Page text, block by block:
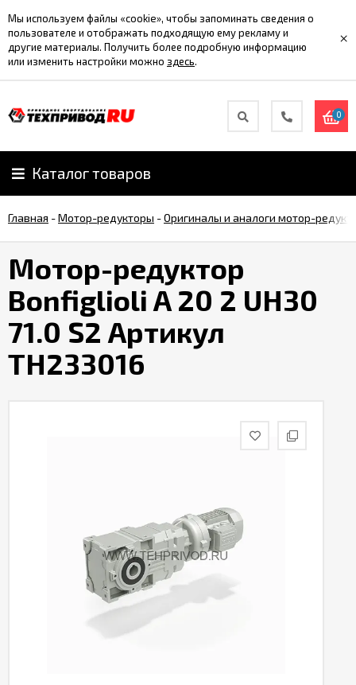
Мы используем файлы «cookie», чтобы запоминать сведения о
пользователе и отображать подходящую ему рекламу и
другие материалы. Получить более подробную информацию
или изменить настройки можно здесь.
×
0
Каталог товаров
Главная -Мотор-редукторы -Оригиналы и аналоги мотор-
Мотор-редуктор
Bonfiglioli A 20 2 UH30
71.0 S2 Артикул
TH233016